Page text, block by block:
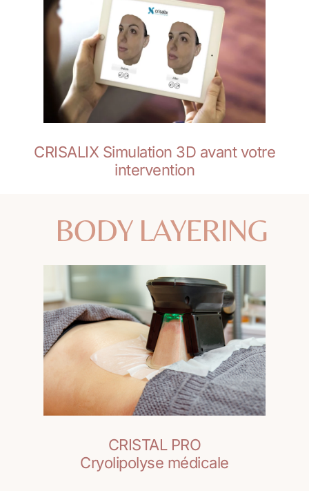
CRISALIX Simulation 3D avant votre
intervention
BODY LAYERING
CRISTAL PRO
Cryolipolyse médicale